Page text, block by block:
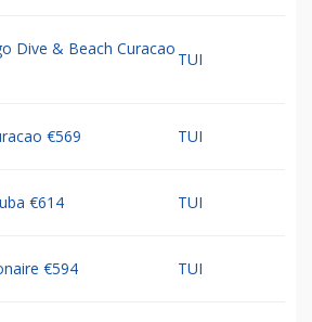
Dive & Beach Curacao
TUI
€569 TUI
€614 TUI
€594 TUI